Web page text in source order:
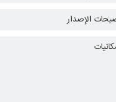
الإصدار